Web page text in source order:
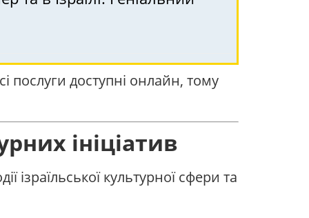
послуги доступні онлайн, тому
ініціатив
ізраїльської культурної сфери та